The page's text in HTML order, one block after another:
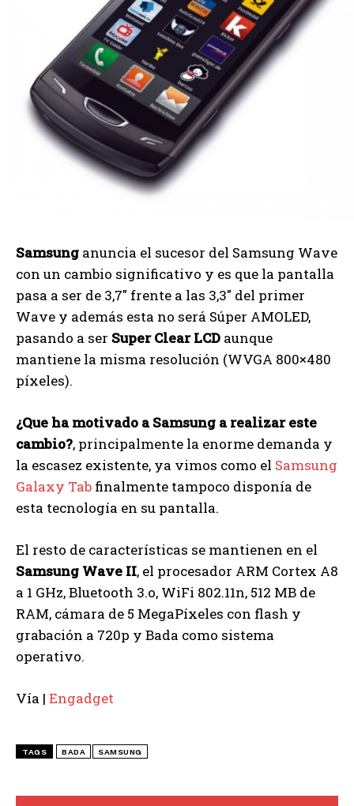
Samsung anuncia el sucesor del Samsung Wave
con un cambio significativo y es que la pantalla
pasa a ser de 3,7″ frente a las 3,3″ del primer
Wave y además esta no será Súper AMOLED,
pasando a ser Super Clear LCD aunque
mantiene la misma resolución (WVGA 800×480
píxeles).
¿Que ha motivado a Samsung a realizar este
cambio?, principalmente la enorme demanda y
la escasez existente, ya vimos como el Samsung
Galaxy Tab finalmente tampoco disponía de
esta tecnología en su pantalla.
El resto de características se mantienen en el
Samsung Wave II, el procesador ARM Cortex A8
a 1 GHz, Bluetooth 3.o, WiFi 802.11n, 512 MB de
RAM, cámara de 5 MegaPíxeles con flash y
grabación a 720p y Bada como sistema
operativo.
Vía | Engadget
TAGS BADA SAMSUNG